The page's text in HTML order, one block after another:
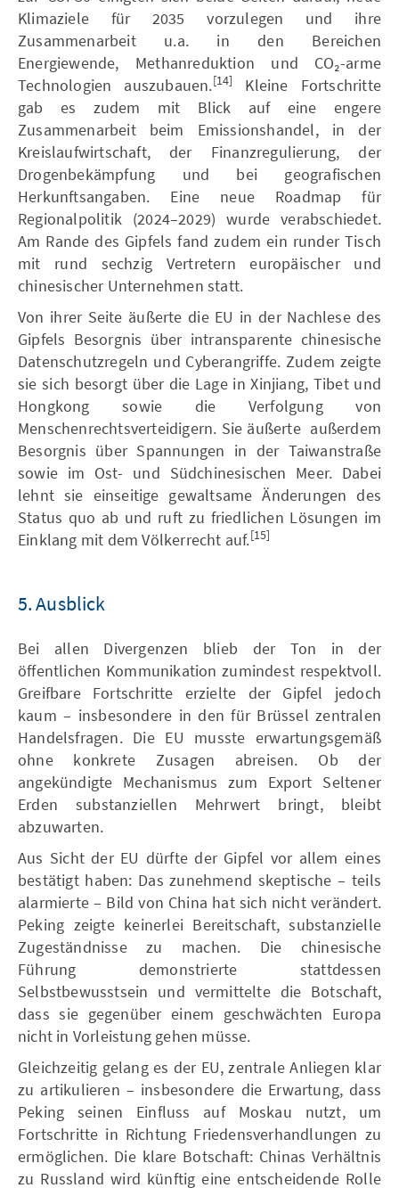
Klimaziele für 2035 vorzulegen und ihre
Zusammenarbeit u.a. in den Bereichen
Energiewende, Methanreduktion und CO₂-arme
Technologien auszubauen.[14]
Kleine Fortschritte
gab es zudem mit Blick auf eine engere
Zusammenarbeit beim Emissionshandel, in der
Kreislaufwirtschaft, der Finanzregulierung, der
Drogenbekämpfung und bei geografischen
Herkunftsangaben. Eine neue Roadmap für
Regionalpolitik (2024–2029) wurde verabschiedet.
Am Rande des Gipfels fand zudem ein runder Tisch
mit rund sechzig Vertretern europäischer und
chinesischer Unternehmen statt.
Von ihrer Seite äußerte die EU in der Nachlese des
Gipfels Besorgnis über intransparente chinesische
Datenschutzregeln und Cyberangriffe. Zudem zeigte
sie sich besorgt über die Lage in Xinjiang, Tibet und
Hongkong sowie die Verfolgung von
Menschenrechtsverteidigern. Sie äußerte außerdem
Besorgnis über Spannungen in der Taiwanstraße
sowie im Ost- und Südchinesischen Meer. Dabei
lehnt sie einseitige gewaltsame Änderungen des
Status quo ab und ruft zu friedlichen Lösungen im
Einklang mit dem Völkerrecht auf.[15]
5. Ausblick
Bei allen Divergenzen blieb der Ton in der
öffentlichen Kommunikation zumindest respektvoll.
Greifbare Fortschritte erzielte der Gipfel jedoch
kaum – insbesondere in den für Brüssel zentralen
Handelsfragen. Die EU musste erwartungsgemäß
ohne konkrete Zusagen abreisen. Ob der
angekündigte Mechanismus zum Export Seltener
Erden substanziellen Mehrwert bringt, bleibt
abzuwarten.
Aus Sicht der EU dürfte der Gipfel vor allem eines
bestätigt haben: Das zunehmend skeptische – teils
alarmierte – Bild von China hat sich nicht verändert.
Peking zeigte keinerlei Bereitschaft, substanzielle
Zugeständnisse zu machen. Die chinesische
Führung demonstrierte stattdessen
Selbstbewusstsein und vermittelte die Botschaft,
dass sie gegenüber einem geschwächten Europa
nicht in Vorleistung gehen müsse.
Gleichzeitig gelang es der EU, zentrale Anliegen klar
zu artikulieren – insbesondere die Erwartung, dass
Peking seinen Einfluss auf Moskau nutzt, um
Fortschritte in Richtung Friedensverhandlungen zu
ermöglichen. Die klare Botschaft: Chinas Verhältnis
zu Russland wird künftig eine entscheidende Rolle